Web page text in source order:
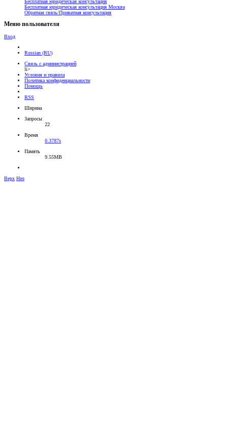
Бесплатная юридическая консультация Москва
Обратная связь/Приватная консультация
Меню пользователя
Вход
Russian (RU)
Связь с администрацией
li>
Условия и правила
Политика конфиденциальности
Помощь
RSS
Ширина
Запросы
22
Время
0.3787s
Память
9.55MB
Верх Низ